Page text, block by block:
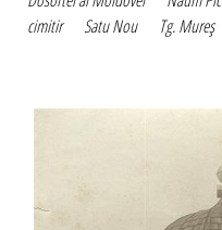
cimitir
Satu Nou Tg. Mureş